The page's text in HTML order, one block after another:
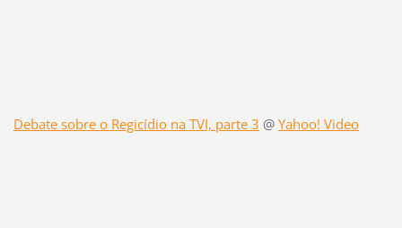
Debate sobre o Regicídio na TVI, parte 3 @ Yahoo! Video